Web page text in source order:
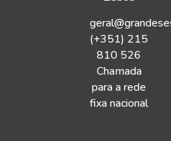
(+351) 215
810 526
Chamada
para a rede
fixa nacional